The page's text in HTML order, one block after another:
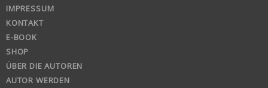
IMPRESSUM
KONTAKT
E-BOOK
SHOP
ÜBER DIE AUTOREN
AUTOR WERDEN